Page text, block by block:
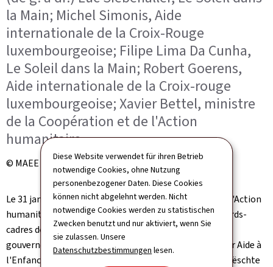
Diese Website verwendet für ihren Betrieb
notwendige Cookies, ohne Nutzung
personenbezogener Daten. Diese Cookies
können nicht abgelehnt werden. Nicht
notwendige Cookies werden zu statistischen
Zwecken benutzt und nur aktiviert, wenn Sie
sie zulassen. Unsere
Datenschutzbestimmungen lesen.
la Main; Michel Simonis, Aide
internationale de la Croix-Rouge
luxembourgeoise; Filipe Lima Da Cunha,
Le Soleil dans la Main; Robert Goerens,
Aide internationale de la Croix-rouge
luxembourgeoise; Xavier Bettel, ministre
de la Coopération et de l'Action
humanitaire
© MAEE
Le 31 janvier 2024, le ministre de la Coopération et de l'Action
humanitaire, Xavier Bettel, a signé huit nouveaux accords-
cadres de développement avec neuf organisations non
gouvernementales de développement (ONGD), à savoir Aide à
l'Enfance de l'Inde et du Népal, CARE Luxembourg, Chrëschte